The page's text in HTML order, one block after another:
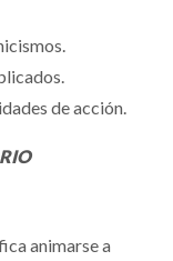
de acción.
animarse a